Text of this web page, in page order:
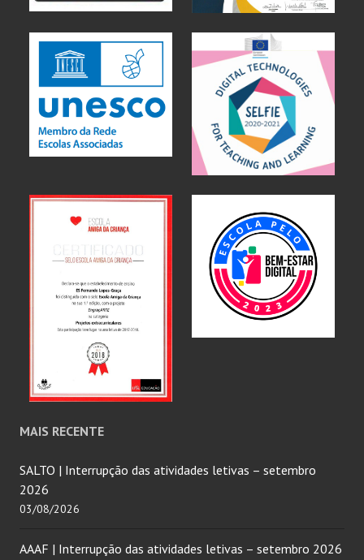
MAIS RECENTE
SALTO | Interrupção das atividades letivas – setembro
2026
03/08/2026
AAAF | Interrupção das atividades letivas – setembro 2026